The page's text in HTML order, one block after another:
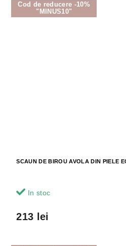
Cod de reducere -10%
"MINUS10"
SCAUN DE BIROU AVOLA DIN PIELE
In stoc
213 lei